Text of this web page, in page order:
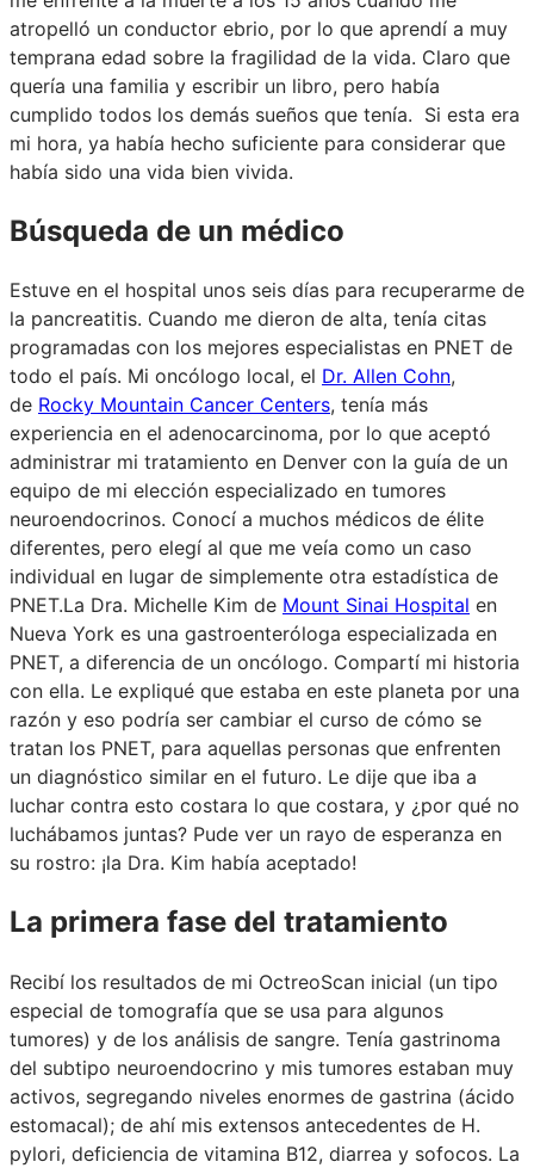
atropelló un conductor ebrio, por lo que aprendí a muy
temprana edad sobre la fragilidad de la vida. Claro que
quería una familia y escribir un libro, pero había
cumplido todos los demás sueños que tenía. Si esta era
mi hora, ya había hecho suficiente para considerar que
había sido una vida bien vivida.
Búsqueda de un médico
Estuve en el hospital unos seis días para recuperarme de
la pancreatitis. Cuando me dieron de alta, tenía citas
programadas con los mejores especialistas en PNET de
todo el país. Mi oncólogo local, el Dr. Allen Cohn,
de Rocky Mountain Cancer Centers, tenía más
experiencia en el adenocarcinoma, por lo que aceptó
administrar mi tratamiento en Denver con la guía de un
equipo de mi elección especializado en tumores
neuroendocrinos. Conocí a muchos médicos de élite
diferentes, pero elegí al que me veía como un caso
individual en lugar de simplemente otra estadística de
PNET.La Dra. Michelle Kim de Mount Sinai Hospital en
Nueva York es una gastroenteróloga especializada en
PNET, a diferencia de un oncólogo. Compartí mi historia
con ella. Le expliqué que estaba en este planeta por una
razón y eso podría ser cambiar el curso de cómo se
tratan los PNET, para aquellas personas que enfrenten
un diagnóstico similar en el futuro. Le dije que iba a
luchar contra esto costara lo que costara, y ¿por qué no
luchábamos juntas? Pude ver un rayo de esperanza en
su rostro: ¡la Dra. Kim había aceptado!
La primera fase del tratamiento
Recibí los resultados de mi OctreoScan inicial (un tipo
especial de tomografía que se usa para algunos
tumores) y de los análisis de sangre. Tenía gastrinoma
del subtipo neuroendocrino y mis tumores estaban muy
activos, segregando niveles enormes de gastrina (ácido
estomacal); de ahí mis extensos antecedentes de H.
pylori, deficiencia de vitamina B12, diarrea y sofocos. La